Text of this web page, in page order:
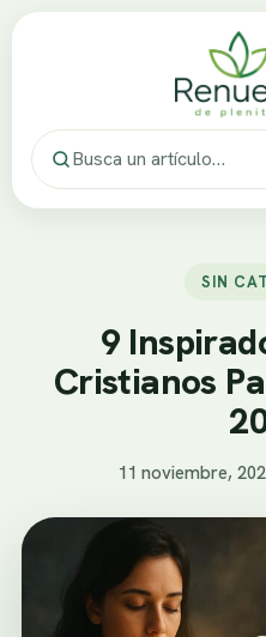
SIN
9
Cristianos
11 noviembre,